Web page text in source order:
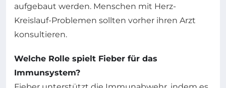
aufgebaut werden. Menschen mit Herz-
Kreislauf-Problemen sollten vorher ihren Arzt
konsultieren.
Welche Rolle spielt Fieber für das
Immunsystem?